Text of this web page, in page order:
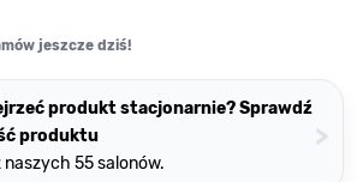
jeszcze dziś!
produkt stacjonarnie? Sprawdź
produktu
55 salonów.
>